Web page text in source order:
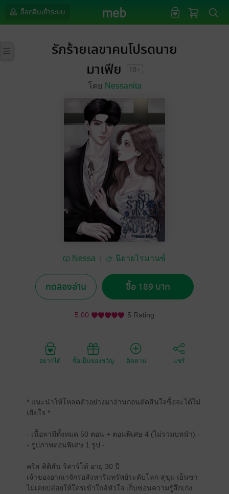
ล็อกอินเข้าระบบ
รักร้ายเลขาคนโปรดนาย
มาเฟีย
โดย Nessanita
Nessa นิยายโรมานซ์
ทดลองอ่าน ซื้อ 189 บาท
5.00 5 Rating
อยากได้ ซื้อเป็นของขวัญ ติดตาม แชร์
* แนะนำให้โหลดตัวอย่างมาอ่านก่อนตัดสินใจซื้อจะได้ไม่
เสียใจ *
- เนื้อหามีทั้งหมด 50 ตอน + ตอนพิเศษ 4 (ไม่รวมบทนำ) -
- รูปภาพตอนพิเศษ 1 รูป -
คริส คิติสัน ริคาร์โด้ อายุ 30 ปี
เจ้าของอาณาจักรอสังหาริมทรัพย์ระดับโลก สุขุม เย็นชา
ไม่เคยปล่อยให้ใครเข้าใกล้หัวใจ เก็บซ่อนความรู้สึกเก่ง